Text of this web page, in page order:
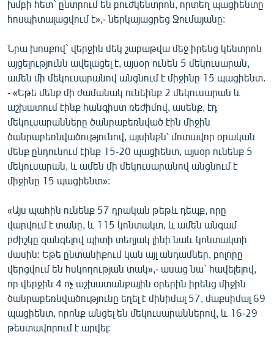
խմբի հետ` ընտրում են բուժկենտրոն, որտեղ պացիենտը
հոսպիտալացվում է»,- ներկայացրեց Ջումայանը:
Նրա խոսքով` վերջին մեկ շաբաթվա մեջ իրենց կենտրոն
այցելությունն ավելացել է, այսօր ունեն 5 մեկուսարան,
ամեն մի մեկուսարանով անցնում է միջինը 15 պացիենտ.
- «Եթե մենք մի ժամանակ ունեինք 2 մեկուսարան և
աշխատում էինք հանգիստ ռեժիմով, ասենք, էդ
մեկուսարանները ծանրաբեռնված էին միջին
ծանրաբեռնվածությունով, այսինքն՝ մոտավոր օրական
մենք ընդունում էինք 15-20 պացիենտ, այսօր ունենք 5
մեկուսարան, և ամեն մի մեկուսարանով անցնում է
միջինը 15 պացիենտ»:
«Այս պահին ունենք 57 դրական թեթև դեպք, որը
վարվում է տանը, և 115 կոնտակտ, և ամեն անգամ
բժիշկը զանգելով պիտի տեղյակ լինի նաև կոնտակտի
մասին: Եթե ընտանիքում կան այլ անդամներ, բոլորը
վերցվում են հսկողության տակ»,- ասաց նա` հավելելով,
որ վերջին 4 ոչ աշխատանքային օրերին իրենց միջին
ծանրաբեռնվածությունը եղել է մինիմալ 57, մաքսիմալ 69
պացիենտ, որոնք անցել են մեկուսարաններով, և 16-29
թեստավորում է արվել: